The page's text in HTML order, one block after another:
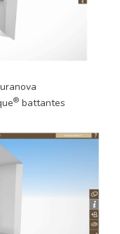
®battantes